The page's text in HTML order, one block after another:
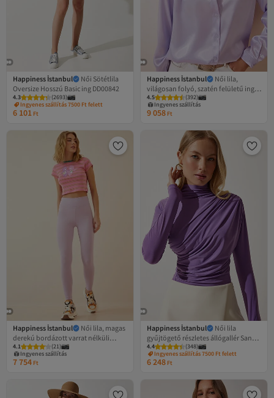
Happiness İstanbul
Női Sötétlila
Oversize Hosszú Basic ing DD00842
4.3 (2693)
Ingyenes szállítás 7500 Ft felett
6 101 Ft
Happiness İstanbul
Női lila,
világosan folyó, szatén felületű ing
DD00990
4.5 (392)
Ingyenes szállítás
9 058 Ft
Happiness İstanbul
Női lila, magas
derekú bordázott varrat nélküli
kötött harisnya XR00001
4.1 (21)
Ingyenes szállítás
7 754 Ft
Happiness İstanbul
Női lila
gyűjtögető részletes állógallér Sandy
blúz FF00135
4.4 (348)
Ingyenes szállítás 7500 Ft felett
6 248 Ft